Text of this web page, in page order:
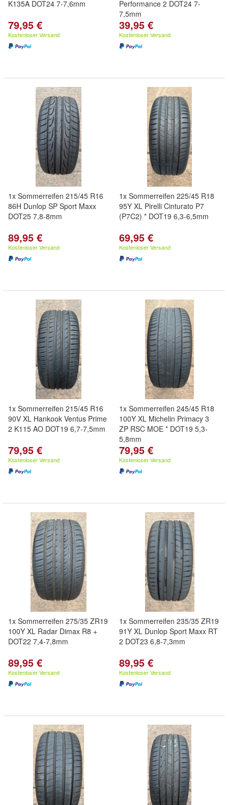
K135A DOT24 7-7,6mm
79,95 €
Kostenloser Versand
Performance 2 DOT24 7-
7,5mm
39,95 €
Kostenloser Versand
1x Sommerreifen 215/45 R16
86H Dunlop SP Sport Maxx
DOT25 7,8-8mm
89,95 €
Kostenloser Versand
1x Sommerreifen 225/45 R18
95Y XL Pirelli Cinturato P7
(P7C2) * DOT19 6,3-6,5mm
69,95 €
Kostenloser Versand
1x Sommerreifen 215/45 R16
90V XL Hankook Ventus Prime
2 K115 AO DOT19 6,7-7,5mm
79,95 €
Kostenloser Versand
1x Sommerreifen 245/45 R18
100Y XL Michelin Primacy 3
ZP RSC MOE * DOT19 5,3-
5,8mm
79,95 €
Kostenloser Versand
1x Sommerreifen 275/35 ZR19
100Y XL Radar Dimax R8 +
DOT22 7,4-7,8mm
89,95 €
Kostenloser Versand
1x Sommerreifen 235/35 ZR19
91Y XL Dunlop Sport Maxx RT
2 DOT23 6,8-7,3mm
89,95 €
Kostenloser Versand